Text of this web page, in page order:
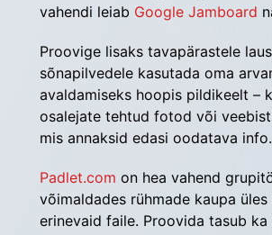
vahendi leiab Google Jamboard
Proovige lisaks tavapärastele
sõnapilvedele kasutada oma
avaldamiseks hoopis pildikeelt –
osalejate tehtud fotod või
mis annaksid edasi oodatava info.
Padlet.com on hea vahend
võimaldades rühmade kaupa üles